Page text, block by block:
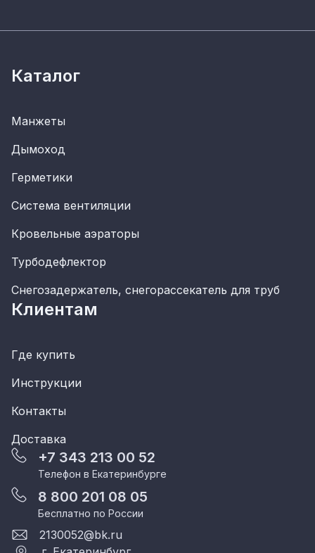
Каталог
Манжеты
Дымоход
Герметики
Система вентиляции
Кровельные аэраторы
Турбодефлектор
Снегозадержатель, снегорассекатель для труб
Клиентам
Где купить
Инструкции
Контакты
Доставка
+7 343 213 00 52
Телефон в Екатеринбурге
8 800 201 08 05
Бесплатно по России
2130052@bk.ru